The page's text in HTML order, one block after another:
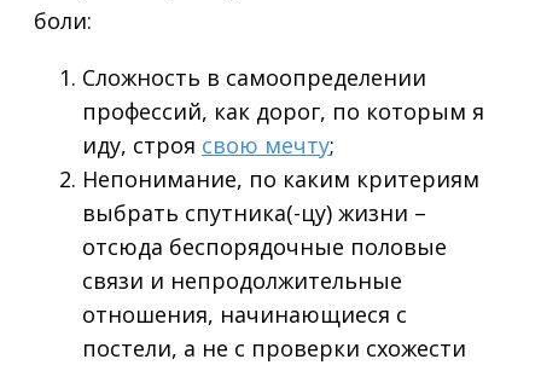
боли:
Сложность в самоопределении
профессий, как дорог, по которым я
иду, строя свою мечту;
Непонимание, по каким критериям
выбрать спутника(-цу) жизни –
отсюда беспорядочные половые
связи и непродолжительные
отношения, начинающиеся с
постели, а не с проверки схожести